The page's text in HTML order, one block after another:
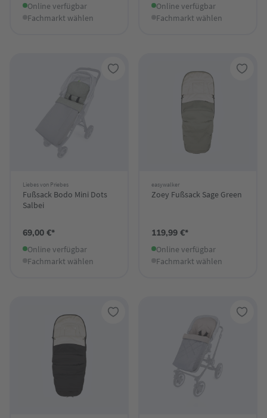
Online verfügbar
Fachmarkt wählen
Online verfügbar
Fachmarkt wählen
Liebes von Priebes
Fußsack Bodo Mini Dots
Salbei
69,00 €*
Online verfügbar
Fachmarkt wählen
easywalker
Zoey Fußsack Sage Green
119,99 €*
Online verfügbar
Fachmarkt wählen